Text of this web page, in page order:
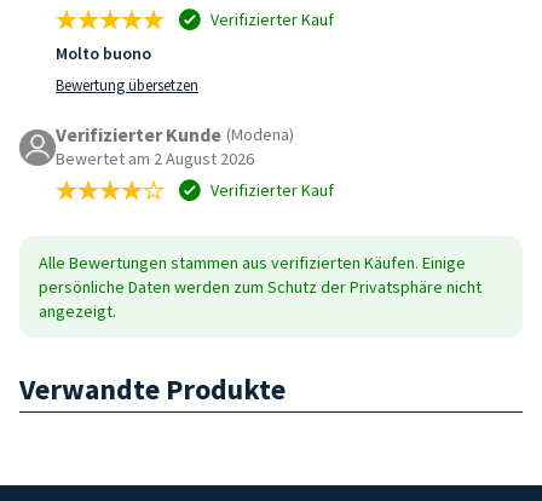
Verifizierter Kauf
Molto buono
Bewertung übersetzen
Verifizierter Kunde (Modena)
Bewertet am 2 August 2026
Verifizierter Kauf
Alle Bewertungen stammen aus verifizierten Käufen. Einige
persönliche Daten werden zum Schutz der Privatsphäre nicht
angezeigt.
Verwandte Produkte